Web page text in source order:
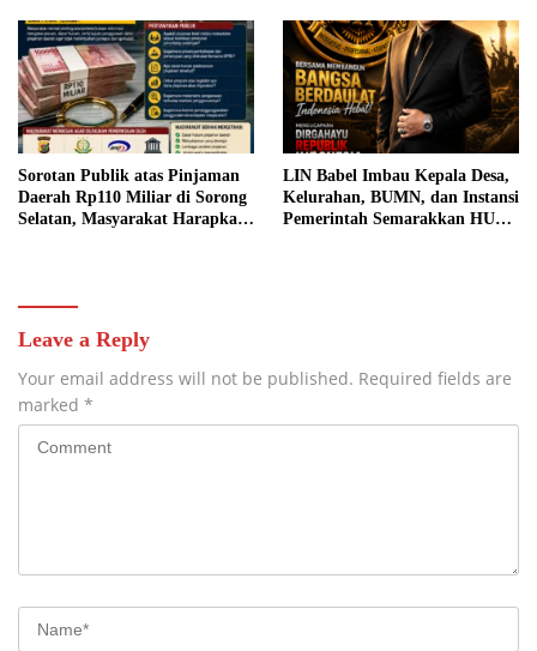
Sorotan Publik atas Pinjaman
Daerah Rp110 Miliar di Sorong
Selatan, Masyarakat Harapkan
LIN Babel Imbau Kepala Desa,
Kelurahan, BUMN, dan Instansi
Pemerintah Semarakkan HUT
Leave a Reply
Your email address will not be published. Required fields are
marked *